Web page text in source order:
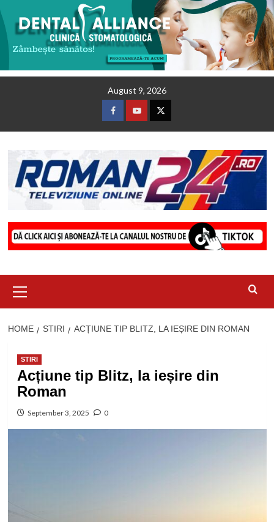
August 9, 2026
FacebookYoutubeTwitter
Menu
HOME STIRI ACȚIUNE TIP BLITZ, LA IEȘIRE DIN ROMAN
STIRI
Acțiune tip Blitz, la ieșire din
Roman
September 3, 2025 0